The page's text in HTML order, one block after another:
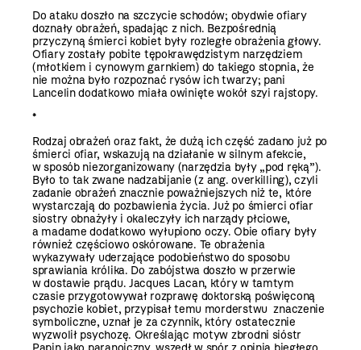
Do ataku doszło na szczycie schodów; obydwie ofiary
doznały obrażeń, spadając z nich. Bezpośrednią
przyczyną śmierci kobiet były rozległe obrażenia głowy.
Ofiary zostały pobite tępokrawędzistym narzędziem
(młotkiem i cynowym garnkiem) do takiego stopnia, że
nie można było rozpoznać rysów ich twarzy; pani
Lancelin dodatkowo miała owinięte wokół szyi rajstopy.
*
Rodzaj obrażeń oraz fakt, że dużą ich część zadano już po
śmierci ofiar, wskazują na działanie w silnym afekcie,
w sposób niezorganizowany (narzędzia były „pod ręką”).
Było to tak zwane nadzabijanie (z ang. overkilling), czyli
zadanie obrażeń znacznie poważniejszych niż te, które
wystarczają do pozbawienia życia. Już po śmierci ofiar
siostry obnażyły i okaleczyły ich narządy płciowe,
a madame dodatkowo wyłupiono oczy. Obie ofiary były
również częściowo oskórowane. Te obrażenia
wykazywały uderzające podobieństwo do sposobu
sprawiania królika. Do zabójstwa doszło w przerwie
w dostawie prądu. Jacques Lacan, który w tamtym
czasie przygotowywał rozprawę doktorską poświęconą
psychozie kobiet, przypisał temu morderstwu znaczenie
symboliczne, uznał je za czynnik, który ostatecznie
wyzwolił psychozę. Określając motyw zbrodni sióstr